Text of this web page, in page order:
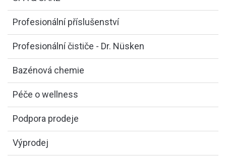
Profesionální příslušenství
Profesionální čističe - Dr. Nüsken
Bazénová chemie
Péče o wellness
Podpora prodeje
Výprodej